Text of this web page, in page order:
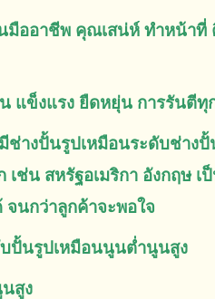
ออาชีพ คุณเสน่ห์ ทำหน้าที่
แข็งแรง ยืดหยุ่น การรันตีทุ
ช่างปั้นรูปเหมือนระดับช่า
เช่น สหรัฐอเมริกา อังกฤษ
นกว่าลูกค้าจะพอใจ
ปั้นรูปเหมือนนูนต่ำนูนสูง
สูง